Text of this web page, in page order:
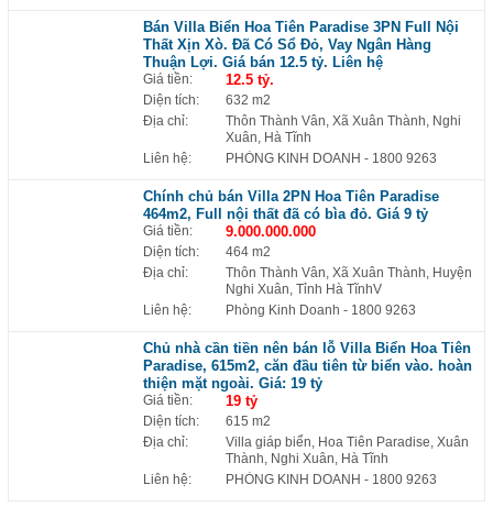
Bán Villa Biển Hoa Tiên Paradise 3PN Full Nội
Thất Xịn Xò. Đã Có Sổ Đỏ, Vay Ngân Hàng
Thuận Lợi. Giá bán 12.5 tỷ. Liên hệ
Giá tiền: 12.5 tỷ.
Diện tích:
632 m2
Địa chỉ:
Thôn Thành Vân, Xã Xuân Thành, Nghi
Xuân, Hà Tĩnh
Liên hệ:
PHÒNG KINH DOANH - 1800 9263
Chính chủ bán Villa 2PN Hoa Tiên Paradise
464m2, Full nội thất đã có bìa đỏ. Giá 9 tỷ
Giá tiền: 9.000.000.000
Diện tích:
464 m2
Địa chỉ:
Thôn Thành Vân, Xã Xuân Thành, Huyện
Nghi Xuân, Tỉnh Hà TĩnhV
Liên hệ:
Phòng Kinh Doanh - 1800 9263
Chủ nhà cần tiền nên bán lỗ Villa Biển Hoa Tiên
Paradise, 615m2, căn đầu tiên từ biển vào. hoàn
thiện mặt ngoài. Giá: 19 tỷ
Giá tiền: 19 tỷ
Diện tích:
615 m2
Địa chỉ:
Villa giáp biển, Hoa Tiên Paradise, Xuân
Thành, Nghi Xuân, Hà Tĩnh
Liên hệ:
PHÒNG KINH DOANH - 1800 9263